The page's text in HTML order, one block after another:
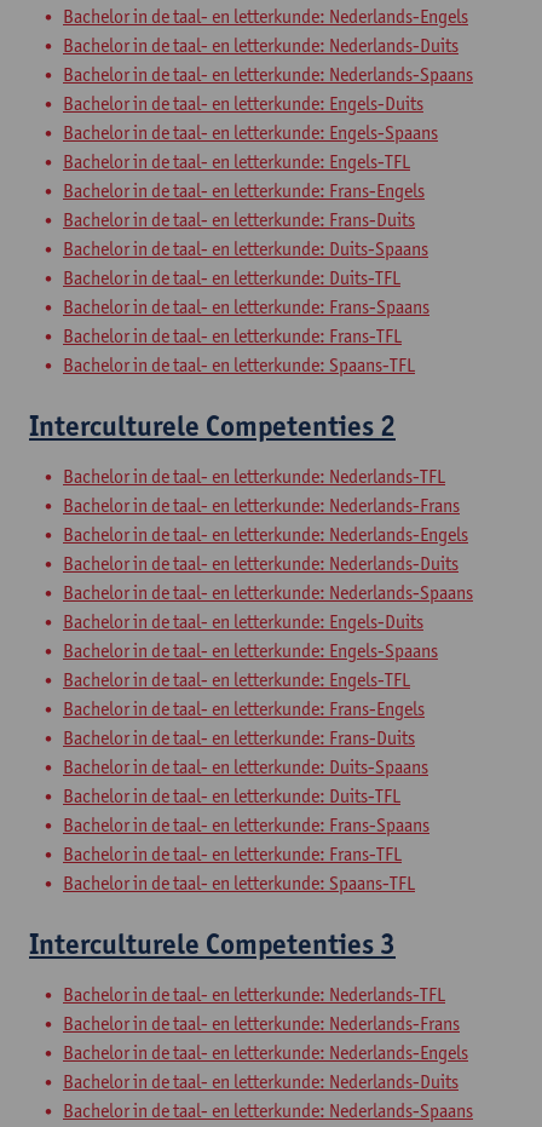
Bachelor in de taal- en letterkunde: Nederlands-Engels
Bachelor in de taal- en letterkunde: Nederlands-Duits
Bachelor in de taal- en letterkunde: Nederlands-Spaans
Bachelor in de taal- en letterkunde: Engels-Duits
Bachelor in de taal- en letterkunde: Engels-Spaans
Bachelor in de taal- en letterkunde: Engels-TFL
Bachelor in de taal- en letterkunde: Frans-Engels
Bachelor in de taal- en letterkunde: Frans-Duits
Bachelor in de taal- en letterkunde: Duits-Spaans
Bachelor in de taal- en letterkunde: Duits-TFL
Bachelor in de taal- en letterkunde: Frans-Spaans
Bachelor in de taal- en letterkunde: Frans-TFL
Bachelor in de taal- en letterkunde: Spaans-TFL
Interculturele Competenties 2
Bachelor in de taal- en letterkunde: Nederlands-TFL
Bachelor in de taal- en letterkunde: Nederlands-Frans
Bachelor in de taal- en letterkunde: Nederlands-Engels
Bachelor in de taal- en letterkunde: Nederlands-Duits
Bachelor in de taal- en letterkunde: Nederlands-Spaans
Bachelor in de taal- en letterkunde: Engels-Duits
Bachelor in de taal- en letterkunde: Engels-Spaans
Bachelor in de taal- en letterkunde: Engels-TFL
Bachelor in de taal- en letterkunde: Frans-Engels
Bachelor in de taal- en letterkunde: Frans-Duits
Bachelor in de taal- en letterkunde: Duits-Spaans
Bachelor in de taal- en letterkunde: Duits-TFL
Bachelor in de taal- en letterkunde: Frans-Spaans
Bachelor in de taal- en letterkunde: Frans-TFL
Bachelor in de taal- en letterkunde: Spaans-TFL
Interculturele Competenties 3
Bachelor in de taal- en letterkunde: Nederlands-TFL
Bachelor in de taal- en letterkunde: Nederlands-Frans
Bachelor in de taal- en letterkunde: Nederlands-Engels
Bachelor in de taal- en letterkunde: Nederlands-Duits
Bachelor in de taal- en letterkunde: Nederlands-Spaans